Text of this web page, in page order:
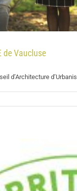
de Vaucluse
d’Architecture